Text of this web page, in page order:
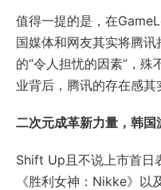
值得一提的是，在
国媒体和网友其实将腾
的“令人担忧的因素”，
业背后，腾讯的存在感其
二次元成革新力量，韩
Shift Up且不说上市首日
《胜利女神：Nikke》以